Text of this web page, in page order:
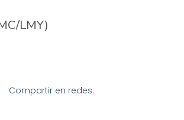
LMY)
Compartir en redes: